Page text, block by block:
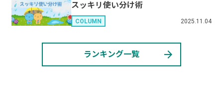
スッキリ使い分け術
COLUMN 2025.11.04
ランキング一覧 arrow_forward